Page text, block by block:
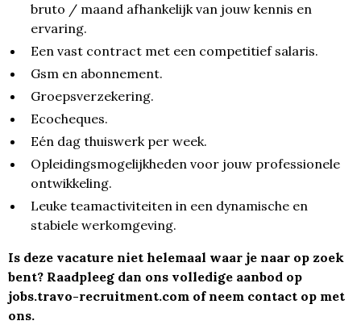
bruto / maand afhankelijk van jouw kennis en
ervaring.
Een vast contract met een competitief salaris.
Gsm en abonnement.
Groepsverzekering.
Ecocheques.
Eén dag thuiswerk per week.
Opleidingsmogelijkheden voor jouw professionele
ontwikkeling.
Leuke teamactiviteiten in een dynamische en
stabiele werkomgeving.
Is deze vacature niet helemaal waar je naar op zoek
bent? Raadpleeg dan ons volledige aanbod op
jobs.travo-recruitment.com of neem contact op met
ons.